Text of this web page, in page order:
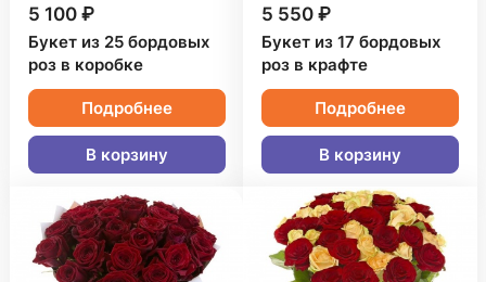
5 100 ₽
Букет из 25 бордовых
роз в коробке
Подробнее
В корзину
5 550 ₽
Букет из 17 бордовых
роз в крафте
Подробнее
В корзину